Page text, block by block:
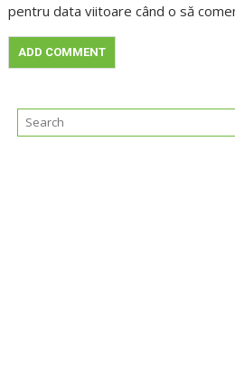
pentru data viitoare când o să